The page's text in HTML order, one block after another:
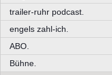
trailer-ruhr podcast.
engels zahl-ich.
ABO.
Bühne.